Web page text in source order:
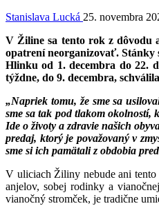
Stanislava Lucká 25. novembra
V Žiline sa tento rok z dôvodu
opatrení neorganizovať.
Hlinku od 1. decembra do 22.
týždne, do 9. decembra,
„Napriek tomu, že sme sa
sme sa tak pod tlakom okolností,
Ide o životy a zdravie našich
predaj, ktorý je považovaný v
sme si ich pamätali z obdobia
V uliciach Žiliny nebude ani tento
anjelov, sobej rodinky a
vianočný stromček, je tradične